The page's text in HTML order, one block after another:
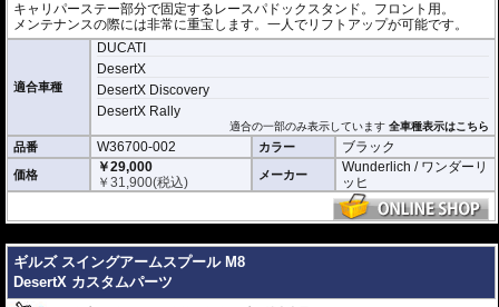
キャリパーステー部分で固定するレースパドックスタンド。フロント用。
メンテナンスの際には非常に重宝します。一人でリフトアップが可能です。
適合車種
DUCATI
DesertX
DesertX Discovery
DesertX Rally
適合の一部のみ表示しています全車種表示はこちら
品番 W36700-002 カラー ブラック
価格
￥29,000
￥31,900(税込) メーカー
Wunderlich / ワンダーリ
ッヒ
ギルズ スイングアームスプール M8
DesertX カスタムパーツ